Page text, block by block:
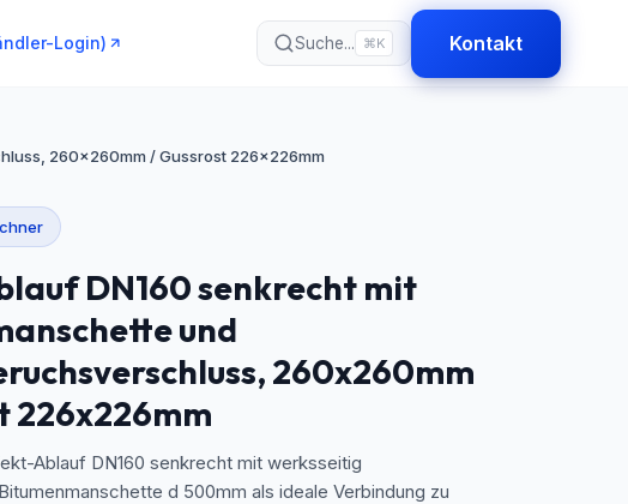
Login) Suche... ⌘K Kontakt
260x260mm / Gussrost 226x226mm
DN160 senkrecht mit
und
260x260mm
226x226mm
Ablauf DN160 senkrecht mit werksseitig
d 500mm als ideale Verbindung zu